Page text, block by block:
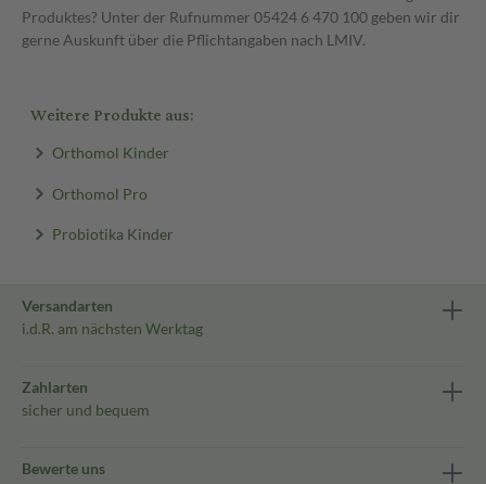
Produktes? Unter der Rufnummer 05424 6 470 100 geben wir dir
gerne Auskunft über die Pflichtangaben nach LMIV.
Weitere Produkte aus:
Orthomol Kinder
Orthomol Pro
Probiotika Kinder
Versandarten
i.d.R. am nächsten Werktag
Zahlarten
sicher und bequem
Bewerte uns